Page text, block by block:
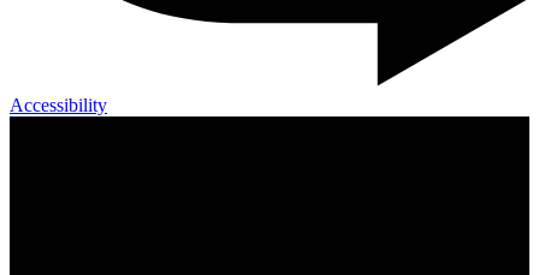
Accessibility